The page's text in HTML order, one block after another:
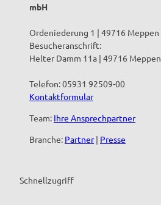
mbH
Ordeniederung 1 | 49716 Meppen
Besucheranschrift:
Helter Damm 11a | 49716 Meppen
Telefon: 05931 92509-00
Kontaktformular
Team: Ihre Ansprechpartner
Branche: Partner| Presse
Schnellzugriff